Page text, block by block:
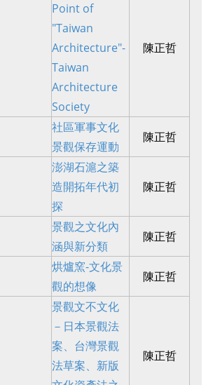
Point of
"Taiwan
Architecture"-
Taiwan
Architecture
Society
陳正哲
社區軍事文化
景觀保存運動
陳正哲
澎湖石滬之築
造開拓年代初
探
陳正哲
景觀之文化內
涵與新分類
陳正哲
烘爐窯-文化景
觀的想像
陳正哲
景觀文不文化
－日本景觀法
案、台灣景觀
法草案、新版
陳正哲